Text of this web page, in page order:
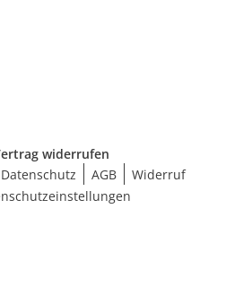
widerrufen
Datenschutz AGB
Widerruf